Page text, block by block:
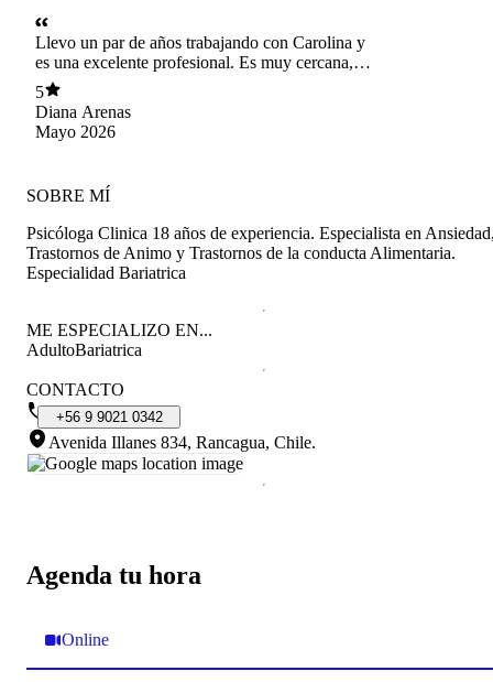
Llevo un par de años trabajando con Carolina y
es una excelente profesional. Es muy cercana,
me ha entregado herramientas para la vida,
además me comparte lecturas, y siempre me he
sentido acompañada por ella. Totalmente
recomendada!
5
Diana Arenas
Mayo 2026
Agenda tu hora
Online
SOBRE MÍ
Psicóloga Clinica 18 años de experiencia. Especialista en
Trastornos de Animo y Trastornos de la conducta Alimentaria.
Especialidad Bariatrica
ME ESPECIALIZO EN...
AdultoBariatrica
CONTACTO
+56 9 9021 0342
Avenida Illanes 834, Rancagua, Chile.